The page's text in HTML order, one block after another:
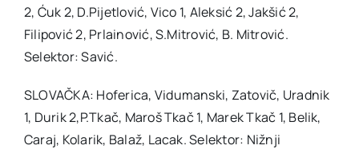
2, Ćuk 2, D.Pijetlović, Vico 1, Aleksić 2, Jakšić 2,
Filipović 2, Prlainović, S.Mitrović, B. Mitrović.
Selektor: Savić.
SLOVAČKA: Hoferica, Vidumanski, Zatovič, Uradnik
1, Durik 2,P.Tkač, Maroš Tkač 1, Marek Tkač 1, Belik,
Caraj, Kolarik, Balaž, Lacak. Selektor: Nižnji